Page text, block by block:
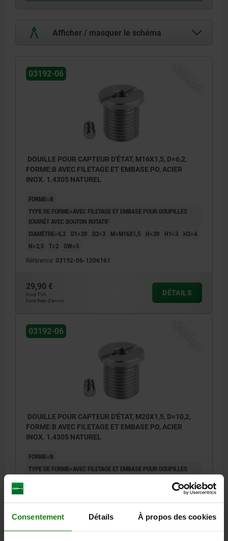
Consentement Détails À propos des cookies
Afficher / masquer le schéma
03192-06
DOUILLE POUR CAPTEUR D'ÉTAT, M16X1,5, D=6,2,
FORME:B AVEC FILETAGE ET EMBASE PO, ACIER
INOX. 1.4305 NATUREL
FORME=B
TYPE DE FORME=AVEC FILETAGE ET EMBASE POUR GOUPILLES
D’ARRÊT AVEC BOUTON ROTATIF
DIAMÈTRE=6,2
D1=20 D2=3 M=M16X1,5 H=20 H1=3
H2=4
N=2,5 T=2 SW=5
Référence: 03192-06-1206161
29,90 €
hors TVA
hors frais d’envoi
DÉTAILS
03192-06
DOUILLE POUR CAPTEUR D'ÉTAT, M20X1,5, D=10,2,
FORME:B AVEC FILETAGE ET EMBASE PO, ACIER
INOX. 1.4305 NATUREL
FORME=B
TYPE DE FORME=AVEC FILETAGE ET EMBASE POUR GOUPILLES
H1=3
Référence:03192-06-1210201